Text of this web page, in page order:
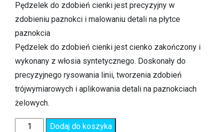
Pędzelek do zdobień cienki jest precyzyjny w
zdobieniu paznokci i malowaniu detali na płytce
paznokcia
Pędzelek do zdobień cienki jest cienko zakończony i
wykonany z włosia syntetycznego. Doskonały do
precyzyjnego rysowania linii, tworzenia zdobień
trójwymiarowych i aplikowania detali na paznokciach
żelowych.
Dodaj do koszyka